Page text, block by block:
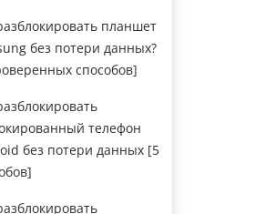
планшет
без потери данных?
способов]
телефон
без потери данных [5